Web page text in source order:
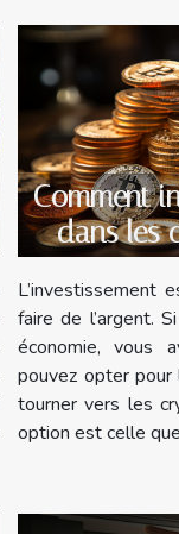
Comment
dans les
L’investissement
faire de l’argent.
économie, vous
pouvez opter
tourner vers les
option est celle